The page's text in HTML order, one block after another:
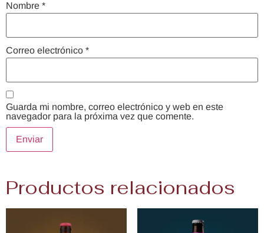
Nombre *
Correo electrónico *
Guarda mi nombre, correo electrónico y web en este
navegador para la próxima vez que comente.
Productos relacionados